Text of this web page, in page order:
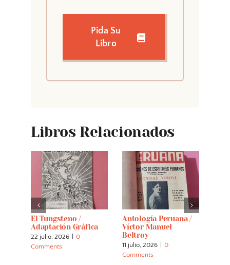
Pida Su
Libro
Libros Relacionados
El Tungsteno /
Adaptación Gráfica
22 julio, 2026
0
Comments
Antología Peruana /
Víctor Manuel
Beltroy
11 julio, 2026
0
Comments